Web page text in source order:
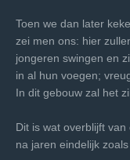
Toen we dan later
zei men ons: hier
jongeren swingen en
in al hun voegen;
In dit gebouw zal het
Dit is wat overblijft
na jaren eindelijk